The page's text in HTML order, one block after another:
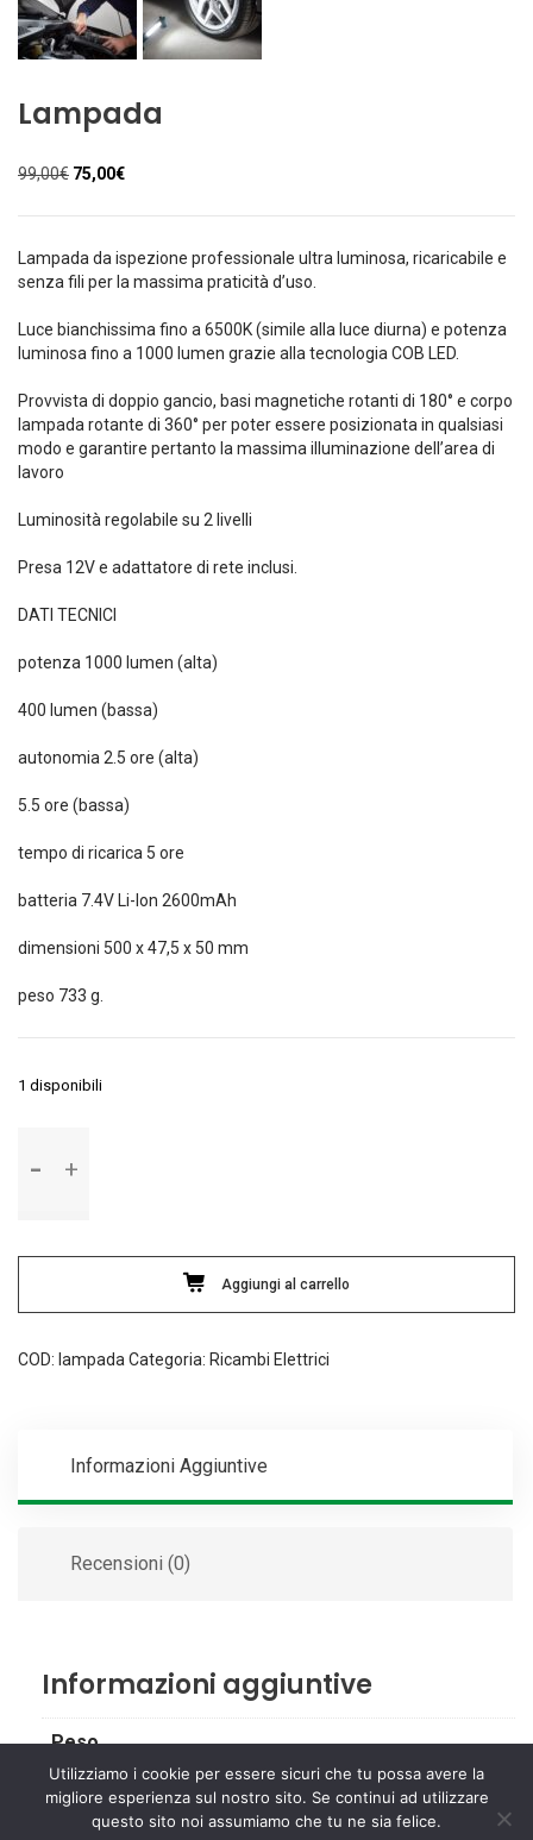
Lampada
99,00€ Il
originale
99,00€.
75,00€Il
attuale
75,00€.
Lampada da ispezione professionale ultra luminosa, ricaricabile e
senza fili per la massima praticità d’uso.
Luce bianchissima fino a 6500K (simile alla luce diurna) e potenza
luminosa fino a 1000 lumen grazie alla tecnologia COB LED.
Provvista di doppio gancio, basi magnetiche rotanti di 180° e corpo
lampada rotante di 360° per poter essere posizionata in qualsiasi
modo e garantire pertanto la massima illuminazione dell’area di
lavoro
Luminosità regolabile su 2 livelli
Presa 12V e adattatore di rete inclusi.
DATI TECNICI
potenza 1000 lumen (alta)
400 lumen (bassa)
autonomia 2.5 ore (alta)
5.5 ore (bassa)
tempo di ricarica 5 ore
batteria 7.4V Li-Ion 2600mAh
dimensioni 500 x 47,5 x 50 mm
peso 733 g.
1 disponibili
quantità
Aggiungi al carrello
COD: lampada Categoria: Ricambi Elettrici
Informazioni Aggiuntive
Recensioni (0)
Informazioni aggiuntive
Peso
1 kg
Utilizziamo i cookie per essere sicuri che tu possa avere la
migliore esperienza sul nostro sito. Se continui ad utilizzare
questo sito noi assumiamo che tu ne sia felice.